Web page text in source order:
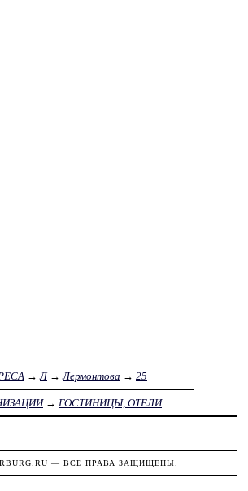
→Л→Лермонтова → 25
→ ГОСТИНИЦЫ, ОТЕЛИ
— ВСЕ ПРАВА ЗАЩИЩЕНЫ.